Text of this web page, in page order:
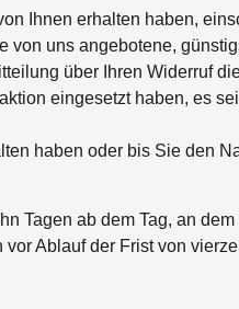
Ihnen erhalten haben,
uns angebotene,
über Ihren Widerruf
eingesetzt haben, es
haben oder bis Sie den
Tagen ab dem Tag, an
Ablauf der Frist von